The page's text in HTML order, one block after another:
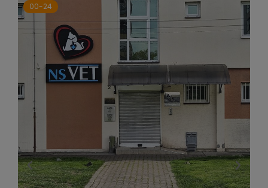
00-24